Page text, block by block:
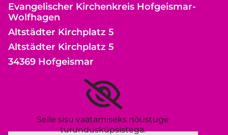
Evangelischer Kirchenkreis Hofgeismar-
Wolfhagen
Altstädter Kirchplatz 5
Altstädter Kirchplatz 5
34369 Hofgeismar
Selle sisu vaatamiseks nõustuge
turundusküpsistega.